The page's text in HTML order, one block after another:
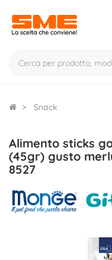
Snack
Alimento sticks
(45gr) gusto
8527